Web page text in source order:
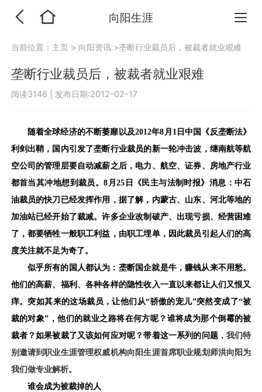
向阳生涯
当前位置： 主页 > 向阳资讯 >垄断行业裁员后，被裁者就业艰难
垄断行业裁员后，被裁者就业艰难
阅读3146 发布日期:2012-02-17
随着全球经济的不断萎靡以及2012年8 月 1日中国《反垄断法》
利剑出鞘，国内引发了垄断行业裁员的新一轮冲击波 ，继南航等航
空公司的管理层要自动减薪之后，电力、航空、证券、房地产行业
都首当其冲地想到裁员 。8 月25 日《民主与法制时报》消息：中石
油裁员的快刀已经发挥作用，据了解，内蒙古、山东、河北等地的
加油站已经开始了裁减。许多企业改制破产、出现亏损、经营困难
了，都要牺牲一般职工利益，由职工埋单，因此裁员引起人们的高
度关注就不足为奇了。
似乎所有的国人都认为：垄断国企就是牛，赚钱从来不用愁。
他们的高薪、福利、各种各样的隐性收入一直以来都让人们 又恨又
痒。 突如其来的这场裁员，让他们从“骄傲的宠儿”突然变成了“被
裁的对象”，他们的就业之路将在何方呢？谁将成为那个倒霉的被
裁者？如果被裁了又该如何应对呢？带着这一系列的问题，我们特
别邀请到职业生涯管理权威机构向阳生涯首席职业规划师洪向阳为
我们做专业解析。
谁会成为被裁掉的人